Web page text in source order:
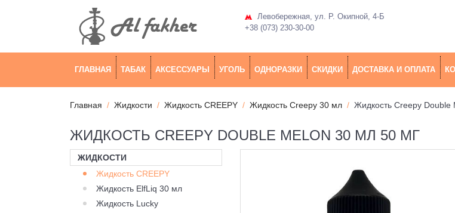
Левобережная, ул. Р. Окипной, 4-Б
+38 (073) 230-30-00
ГЛАВНАЯ ТАБАК АКСЕССУАРЫ УГОЛЬ ОДНОРАЗКИ СКИДКИ ДОСТАВКА И ОПЛАТА
Главная Жидкости Жидкость CREEPY Жидкость Creepy 30 мл Жидкость Creepy Double
ЖИДКОСТЬ CREEPY DOUBLE MELON 30 МЛ 50 МГ
ЖИДКОСТИ
Жидкость CREEPY
Жидкость ElfLiq 30 мл
Жидкость Lucky